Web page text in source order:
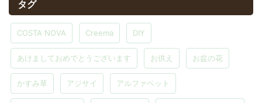
タグ
COSTA NOVA Creema DIY
あけましておめでとうございます お供え お盆の花
かすみ草 アジサイ アルファベット